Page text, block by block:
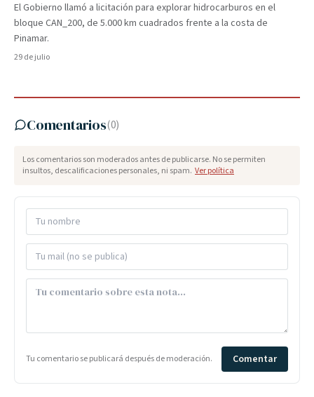
El Gobierno llamó a licitación para explorar hidrocarburos en el
bloque CAN_200, de 5.000 km cuadrados frente a la costa de
Pinamar.
29 de julio
Comentarios(0)
Los comentarios son moderados antes de publicarse. No se permiten
insultos, descalificaciones personales, ni spam. Ver política
Tu comentario se publicará después de moderación. Comentar